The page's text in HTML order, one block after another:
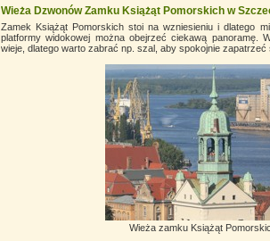
Wieża Dzwonów Zamku Książąt Pomorskich w
Zamek Książąt Pomorskich stoi na wzniesieniu i dlatego
platformy widokowej można obejrzeć ciekawą panoramę.
wieje, dlatego warto zabrać np. szal, aby spokojnie zapatrzeć
Wieża zamku Książąt